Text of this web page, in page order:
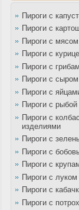
Пироги с
Пироги с
Пироги с мясом
Пироги с
Пироги с
Пироги с сыром
Пироги с
Пироги с рыбой
Пироги с
изделиями
Пироги с
Пироги с
Пироги с
Пироги с луком
Пироги с
Пироги с